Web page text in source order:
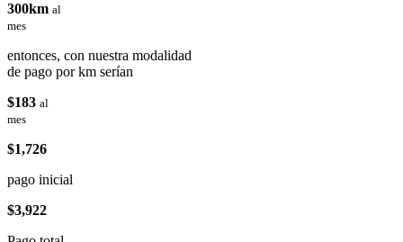
300km al
mes
entonces, con nuestra modalidad
de pago por km serían
$183 al
mes
$1,726
pago inicial
$3,922